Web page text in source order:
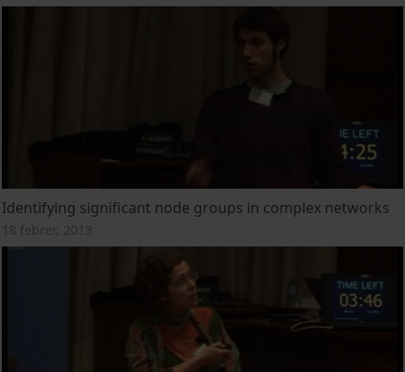
Identifying significant node groups in complex networks
18 febrer, 2013